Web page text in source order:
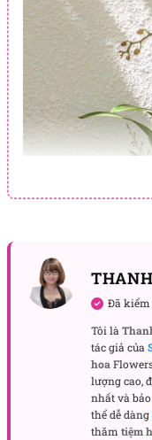
Mỗi nhánh hoa
vui, sự quan tâm
không chỉ đẹp về
tinh thần sâu
trân trọng và yêu
Đã kiểm
Tôi là
tác giả của
hoa
lượng cao,
nhất và
thể dễ dàng
thămtiệm